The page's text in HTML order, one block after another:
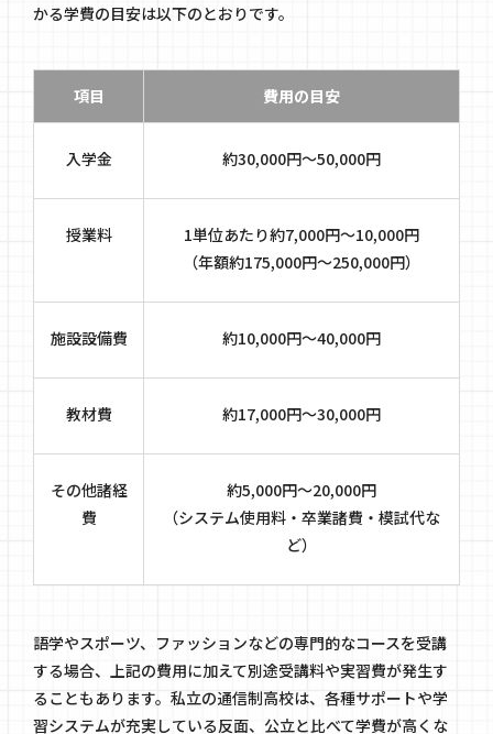
かる学費の目安は以下のとおりです。
項目 費用の目安
入学金 約30,000円～50,000円
授業料
1単位あたり約7,000円～10,000円
（年額約175,000円～250,000円）
施設設備費 約10,000円～40,000円
教材費 約17,000円～30,000円
その他諸経
費
約5,000円～20,000円
（システム使用料・卒業諸費・模試代な
ど）
語学やスポーツ、ファッションなどの専門的なコースを受講
する場合、上記の費用に加えて別途受講料や実習費が発生す
ることもあります。私立の通信制高校は、各種サポートや学
習システムが充実している反面、公立と比べて学費が高くな